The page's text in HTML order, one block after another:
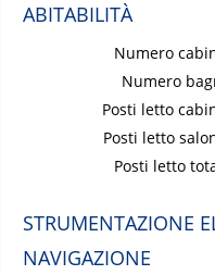
ABITABILITÀ
Numero
Numero
Posti letto
Posti letto
Posti letto
STRUMENTAZIONE
NAVIGAZIONE